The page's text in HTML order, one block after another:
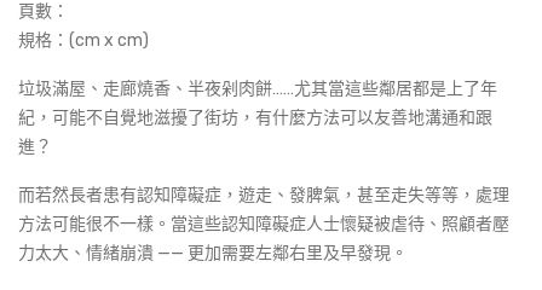
頁數：
規格：(cm x cm)
垃圾滿屋、走廊燒香、半夜剁肉餅……尤其當這些鄰居都是上了年
紀，可能不自覺地滋擾了街坊，有什麼方法可以友善地溝通和跟
進？
而若然長者患有認知障礙症，遊走、發脾氣，甚至走失等等，處理
方法可能很不一樣。當這些認知障礙症人士懷疑被虐待、照顧者壓
力太大、情緒崩潰 —— 更加需要左鄰右里及早發現。